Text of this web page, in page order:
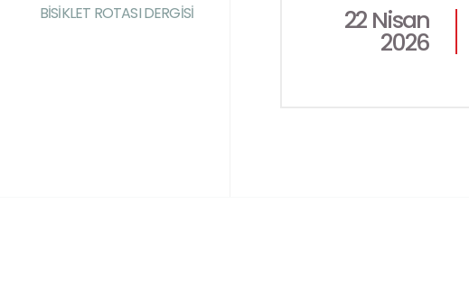
BİSİKLET ROTASI DERGİSİ
22 Nisan
2026